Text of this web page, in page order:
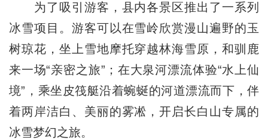
为了吸引游客，县内各景区推出了一系列
冰雪项目。游客可以在雪岭欣赏漫山遍野的玉
树琼花，坐上雪地摩托穿越林海雪原，和驯鹿
来一场“亲密之旅”；在大泉河漂流体验“水上仙
境”，乘坐皮筏艇沿着蜿蜒的河道漂流而下，伴
着两岸洁白、美丽的雾凇，开启长白山专属的
冰雪梦幻之旅。